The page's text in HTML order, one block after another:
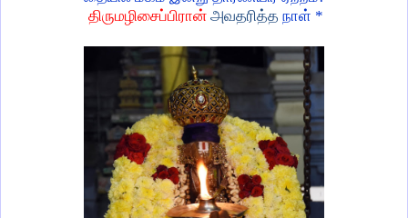
திருமழிசைப்பிரான் அவதரித்த நாள் *